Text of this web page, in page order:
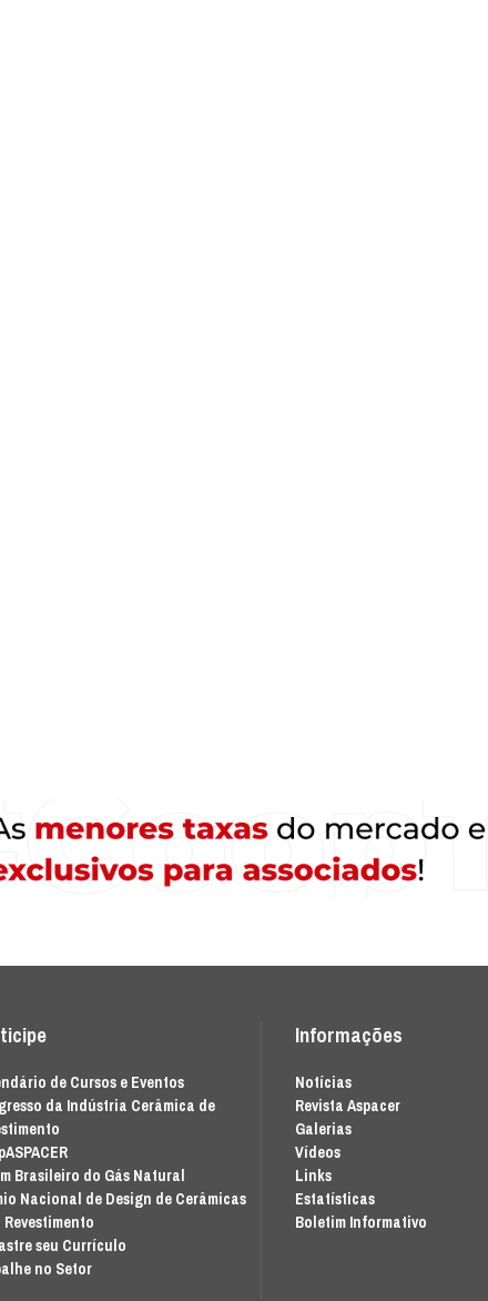
de Cursos e Eventos
da Indústria Cerâmica de
Brasileiro do Gás Natural
Nacional de Design de Cerâmicas
Revestimento
seu Currículo
no Setor
Informações
Notícias
Revista Aspacer
Galerias
Vídeos
Links
Estatísticas
Boletim Informativo